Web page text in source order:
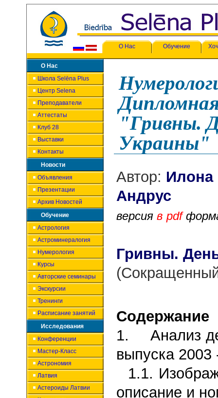
О Нас Обучение
О Нас
Школа Selēna Plus
Центр Selena
Преподаватели
Аттестаты
Клуб 28
Выставки
Контакты
Новости
Объявления
Презентации
Архив Новостей
Обучение
Астрология
Астроминералогия
Нумерология
Курсы
Авторские семинары
Экскурсии
Тренинги
Расписание занятий
Исследования
Конференции
Мастер-Класс
Астрономия
Латвия
Астероиды Латвии
"Гривны.
Украины"
Автор: Илона
версия в pdf
Гривны.
Содержание
1.
Анализ
выпуска 2003
1.1.
описание и